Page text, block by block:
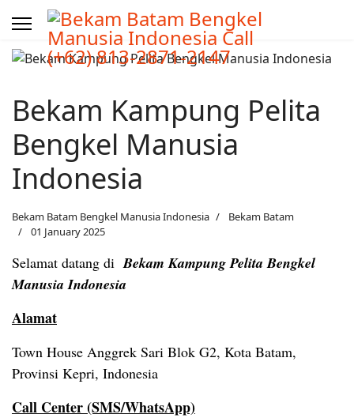
Bekam Kampung Pelita
Bengkel Manusia
Indonesia
Bekam Batam Bengkel Manusia Indonesia
Bekam Batam
01 January 2025
Selamat datang di BekamKampung PelitaBengkel
Manusia Indonesia
Alamat
Town House Anggrek Sari Blok G2, Kota Batam,
Provinsi Kepri, Indonesia
Call Center (SMS/WhatsApp)